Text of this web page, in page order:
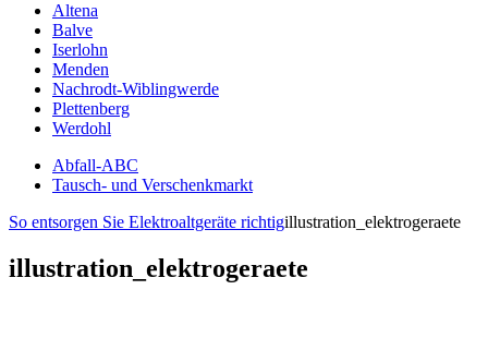
Altena
Balve
Iserlohn
Menden
Nachrodt-Wiblingwerde
Plettenberg
Werdohl
Abfall-ABC
Tausch- und Verschenkmarkt
So entsorgen Sie Elektroaltgeräte richtigillustration_elektrogeraete
illustration_elektrogeraete